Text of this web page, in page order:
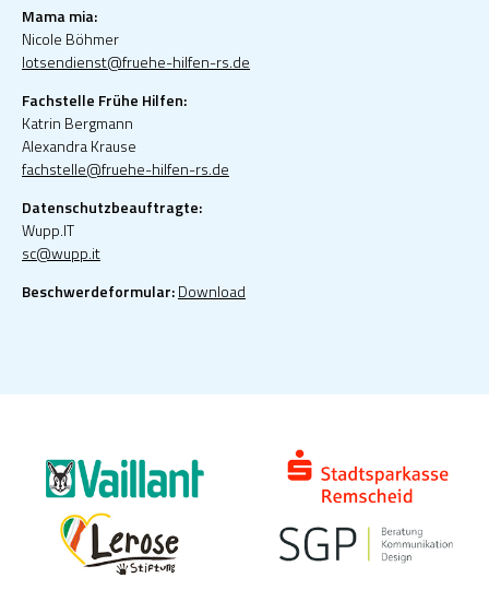
Mama mia:
Nicole Böhmer
lotsendienst@fruehe-hilfen-rs.de
Fachstelle Frühe Hilfen:
Katrin Bergmann
Alexandra Krause
fachstelle@fruehe-hilfen-rs.de
Datenschutzbeauftragte:
Wupp.IT
sc@wupp.it
Beschwerdeformular:Download